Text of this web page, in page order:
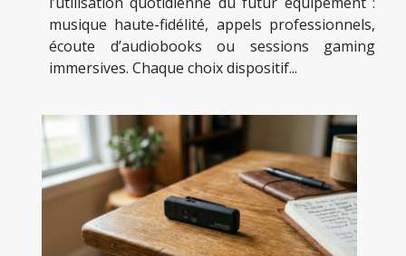
musique haute-fidélité, appels professionnels,
écoute d’audiobooks ou sessions gaming
immersives. Chaque choix dispositif...